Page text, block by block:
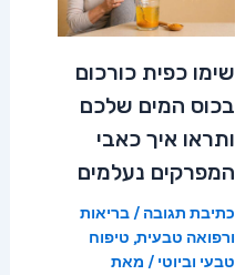
שימו כפית כורכום
בכוס המים שלכם
ותראו איך כאבי
המפרקים נעלמים
כתיבת תגובה /בריאות
ורפואה טבעית, טיפוח
טבעי וביוטי / מאת